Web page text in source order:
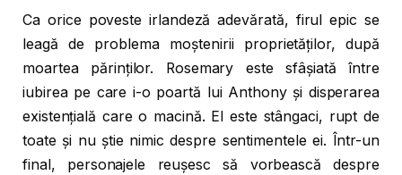
Ca orice poveste irlandeză adevărată, firul epic se
leagă de problema moștenirii proprietăților, după
moartea părinților. Rosemary este sfâșiată între
iubirea pe care i-o poartă lui Anthony și disperarea
existențială care o macină. El este stângaci, rupt de
toate și nu știe nimic despre sentimentele ei. Într-un
final, personajele reușesc să vorbească despre